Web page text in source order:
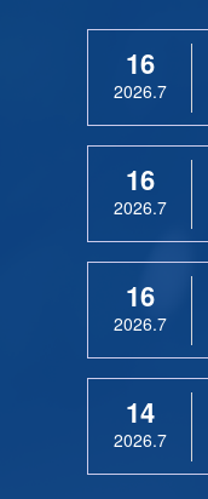
16
2026.7
16
2026.7
16
2026.7
14
2026.7